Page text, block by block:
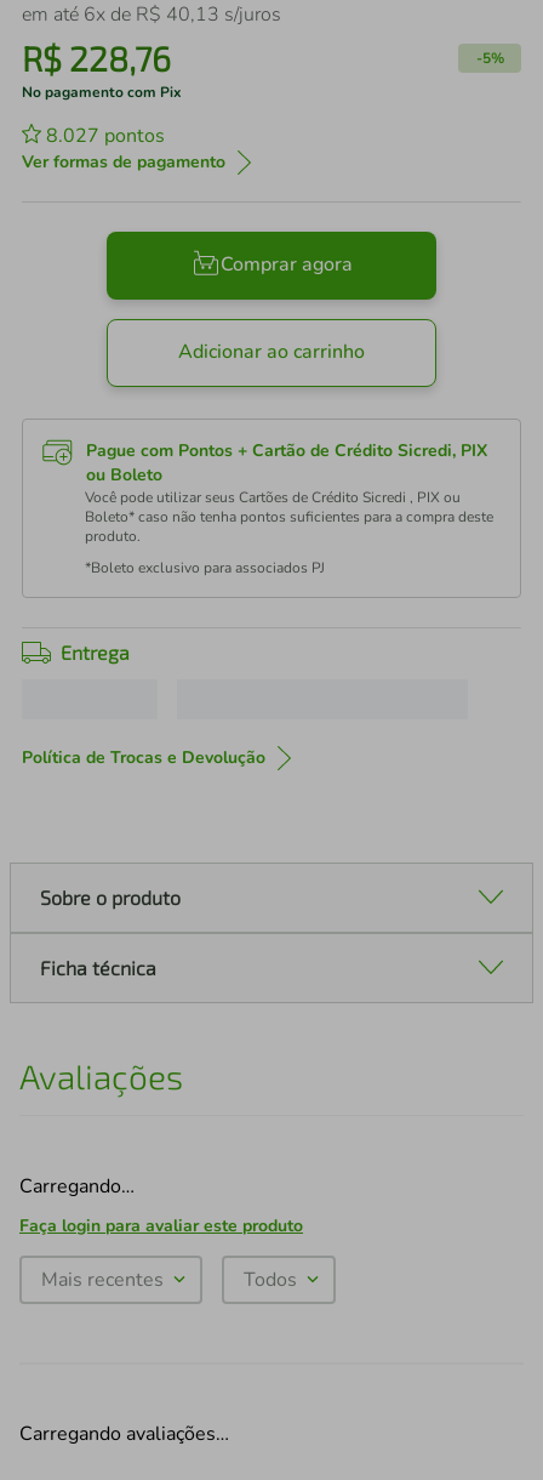
em até 6x de R$ 40,13 s/juros
R$ 228,76 -5%
No pagamento com Pix
8.027 pontos
Ver formas de pagamento
Comprar agora
Adicionar ao carrinho
Pague com Pontos + Cartão de Crédito Sicredi, PIX
ou Boleto
Você pode utilizar seus Cartões de Crédito Sicredi , PIX ou
Boleto* caso não tenha pontos suficientes para a compra deste
produto.
*Boleto exclusivo para associados PJ
Entrega
Política de Trocas e Devolução
Sobre o produto
Ficha técnica
Avaliações
Carregando…
Faça login para avaliar este produto
Mais recentes Todos
Carregando avaliações…